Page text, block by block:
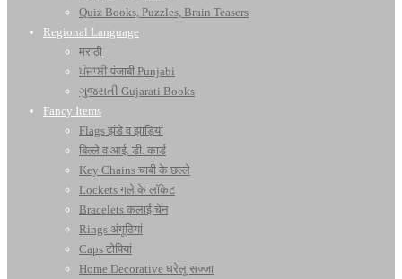
Quiz Books, Puzzles, Brain Teasers
Regional Language
मराठी
ਪੰਜਾਬੀ पंजाबी Punjabi
ગુજરાતી Gujarati Books
Fancy Items
Flags झंडे व झाड़ियां
बिल्ले व आई. डी. कार्ड
Key Chains चाबी के छल्ले
Lockets गले के लॉकेट
Bracelets कलाई चेन
Rings अंगूठियां
Caps टोपियां
Home Decorative घरेलू सज्जा